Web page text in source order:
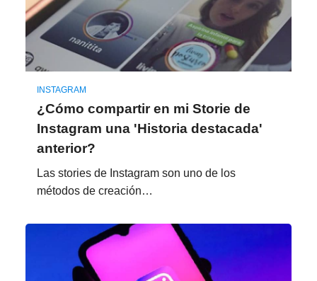
INSTAGRAM
¿Cómo compartir en mi Storie de
Instagram una 'Historia destacada'
anterior?
Las stories de Instagram son uno de los
métodos de creación…